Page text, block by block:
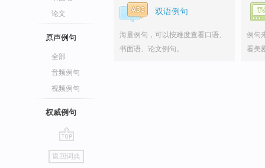
论文
原声例句
全部
音频例句
视频例句
权威例句
go
top
返回词典
双语例句
海量例句，可以按难度查看口语、
书面语、论文例句。
例句
看美